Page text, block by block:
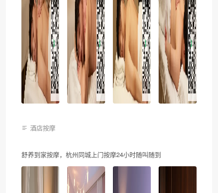
酒店按摩
舒养到家按摩，杭州同城上门按摩24小时随叫随到